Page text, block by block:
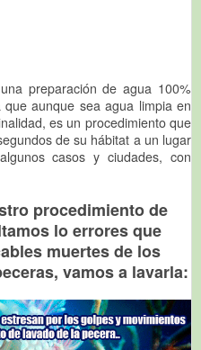
preparación de agua 100%
aunque sea agua limpia en
es un procedimiento que
de su hábitat a un lugar
casos y ciudades, con
procedimiento de
lo errores que
muertes de los
vamos a lavarla: